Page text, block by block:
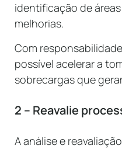
identificação de
melhorias.
Com
possível acelerar a
sobrecargas que
2 – Reavalie
A análise e